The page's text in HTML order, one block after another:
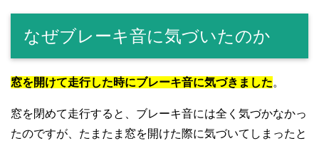
なぜブレーキ音に気づいたのか
窓を開けて走行した時にブレーキ音に気づきました。
窓を閉めて走行すると、ブレーキ音には全く気づかなかっ
たのですが、たまたま窓を開けた際に気づいてしまったと